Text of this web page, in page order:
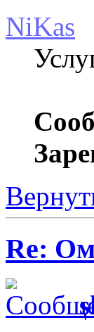
NiKas
Re: Ом